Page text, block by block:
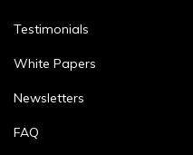
Testimonials
White Papers
Newsletters
FAQ